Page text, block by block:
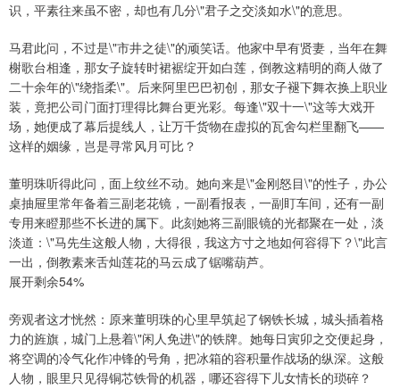
识，平素往来虽不密，却也有几分\"君子之交淡如水\"的意思。
马君此问，不过是\"市井之徒\"的顽笑话。他家中早有贤妻，当年在舞
榭歌台相逢，那女子旋转时裙裾绽开如白莲，倒教这精明的商人做了
二十余年的\"绕指柔\"。后来阿里巴巴初创，那女子褪下舞衣换上职业
装，竟把公司门面打理得比舞台更光彩。每逢\"双十一\"这等大戏开
场，她便成了幕后提线人，让万千货物在虚拟的瓦舍勾栏里翻飞——
这样的姻缘，岂是寻常风月可比？
董明珠听得此问，面上纹丝不动。她向来是\"金刚怒目\"的性子，办公
桌抽屉里常年备着三副老花镜，一副看报表，一副盯车间，还有一副
专用来瞪那些不长进的属下。此刻她将三副眼镜的光都聚在一处，淡
淡道：\"马先生这般人物，大得很，我这方寸之地如何容得下？\"此言
一出，倒教素来舌灿莲花的马云成了锯嘴葫芦。
展开剩余54%
旁观者这才恍然：原来董明珠的心里早筑起了钢铁长城，城头插着格
力的旌旗，城门上悬着\"闲人免进\"的铁牌。她每日寅卯之交便起身，
将空调的冷气化作冲锋的号角，把冰箱的容积量作战场的纵深。这般
人物，眼里只见得铜芯铁骨的机器，哪还容得下儿女情长的琐碎？